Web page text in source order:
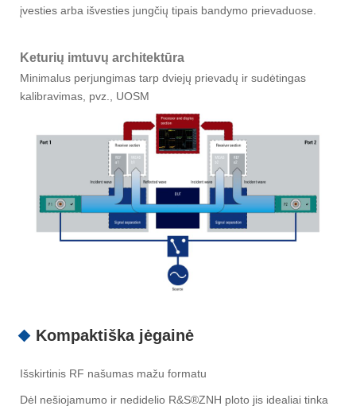
įvesties arba išvesties jungčių tipais bandymo prievaduose.
Keturių imtuvų architektūra
Minimalus perjungimas tarp dviejų prievadų ir sudėtingas
kalibravimas, pvz., UOSM
Kompaktiška jėgainė
Išskirtinis RF našumas mažu formatu
Dėl nešiojamumo ir nedidelio R&S®ZNH ploto jis idealiai tinka